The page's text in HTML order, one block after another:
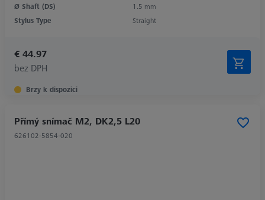
Ø Shaft (DS)
1.5 mm
Stylus Type
Straight
€ 44.97
bez DPH
Brzy k dispozici
Přímý snímač M2, DK2,5 L20
626102-5854-020